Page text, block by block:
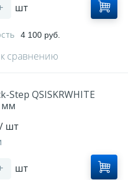
шт
4 100 руб.
сравнению
Step QSISKRWHITE
мм
/ шт
шт